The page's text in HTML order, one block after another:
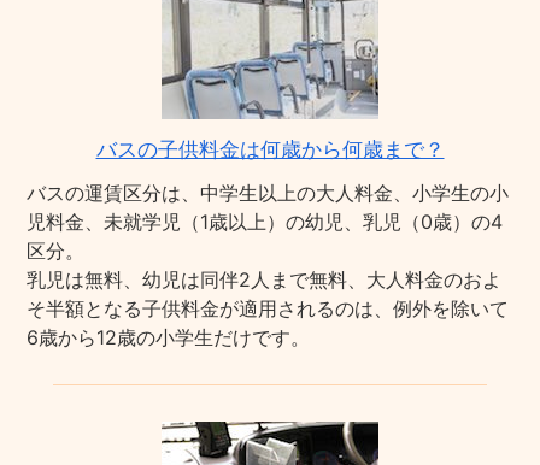
バスの子供料金は何歳から何歳まで？
バスの運賃区分は、中学生以上の大人料金、小学生の小
児料金、未就学児（1歳以上）の幼児、乳児（0歳）の4
区分。
乳児は無料、幼児は同伴2人まで無料、大人料金のおよ
そ半額となる子供料金が適用されるのは、例外を除いて
6歳から12歳の小学生だけです。